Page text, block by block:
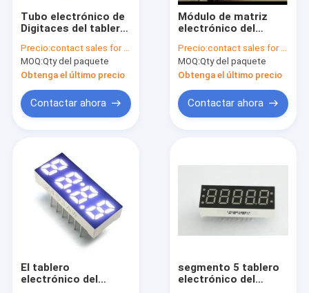
Tubo electrónico de
Digitaces del tablero
del LED dígito de 0,2
pulgadas 1
Precio:contact sales for updated price
MOQ:Qty del paquete
Obtenga el último precio
Contactar ahora
Módulo de matriz
electrónico del
digital de la prenda
impermeable P6 con
1024 puntos 5200
liendres
Precio:contact sales for updated price
MOQ:Qty del paquete
Obtenga el último precio
Contactar ahora
El tablero
electrónico del
segmento 5 tablero
electrónico del